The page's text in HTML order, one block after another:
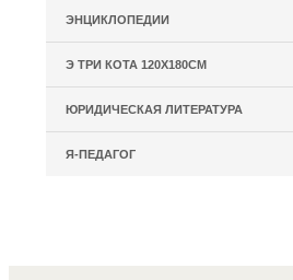
ЭНЦИКЛОПЕДИИ
Э ТРИ КОТА 120Х180СМ
ЮРИДИЧЕСКАЯ ЛИТЕРАТУРА
Я-ПЕДАГОГ